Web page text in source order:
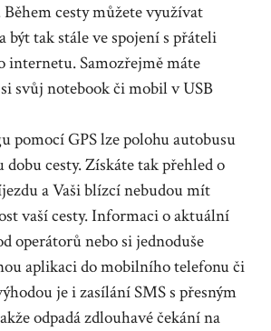
cesty můžete využívat
tak stále ve spojení s přáteli
internetu. Samozřejmě máte
svůj notebook či mobil v USB
pomocí GPS lze polohu autobusu
dobu cesty. Získáte tak přehled o
a Vaši blízcí nebudou mít
vaší cesty. Informaci o aktuální
operátorů nebo si jednoduše
aplikaci do mobilního telefonu či
je i zasílání SMS s přesným
odpadá zdlouhavé čekání na